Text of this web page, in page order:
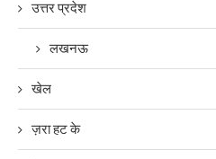
उत्तर प्रदेश
लखनऊ
खेल
ज़रा हट के